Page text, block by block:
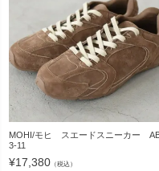
MOHI/モヒ スエードスニーカー
3-11
¥17,380 （税込）